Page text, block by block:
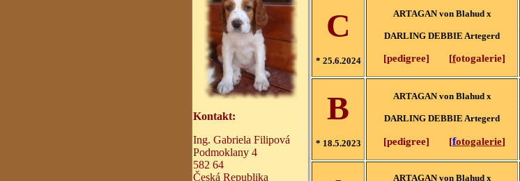
Kontakt:
Ing. Gabriela Filipová
Podmoklany 4
582 64
Česká Republika
C
* 25.6.2024
ARTAGAN von Blahud x
DARLING DEBBIE Artegerd
[pedigree] [fotogalerie]
B
* 18.5.2023
ARTAGAN von Blahud x
DARLING DEBBIE Artegerd
[pedigree] [fotogalerie]
ARTAGAN von Blahud x